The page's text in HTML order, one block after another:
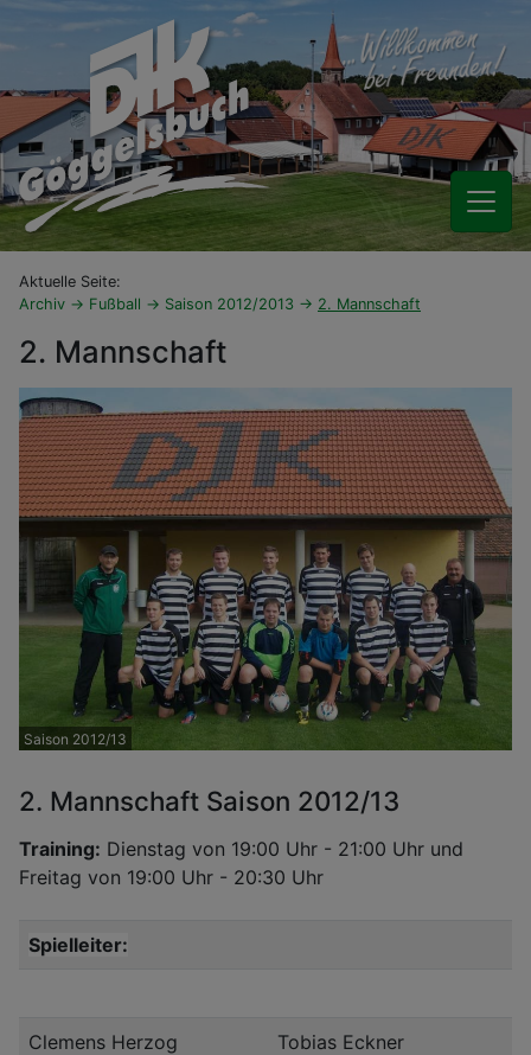
Aktuelle Seite:
Archiv
Fußball Saison 2012/2013 2. Mannschaft
2. Mannschaft
Saison 2012/13
2. Mannschaft Saison 2012/13
Training: Dienstag von 19:00 Uhr - 21:00 Uhr und
Freitag von 19:00 Uhr - 20:30 Uhr
Spielleiter:
Clemens Herzog Tobias Eckner